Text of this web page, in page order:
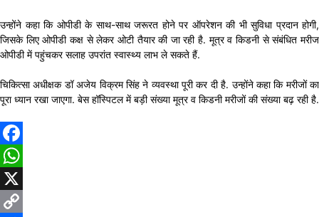
उन्होंने कहा कि ओपीडी के साथ-साथ जरूरत होने पर ऑपरेशन की भी सुविधा प्रदान होगी,
जिसके लिए ओपीडी कक्ष से लेकर ओटी तैयार की जा रही है. मूत्र व किडनी से संबंधित मरीज
ओपीडी में पहुंचकर सलाह उपरांत स्वास्थ्य लाभ ले सकते हैं.
चिकित्सा अधीक्षक डॉ अजेय विक्रम सिंह ने व्यवस्था पूरी कर दी है. उन्होंने कहा कि मरीजों का
पूरा ध्यान रखा जाएगा. बेस हॉस्पिटल में बड़ी संख्या मूत्र व किडनी मरीजों की संख्या बढ़ रही है.
Facebook
WhatsApp
X